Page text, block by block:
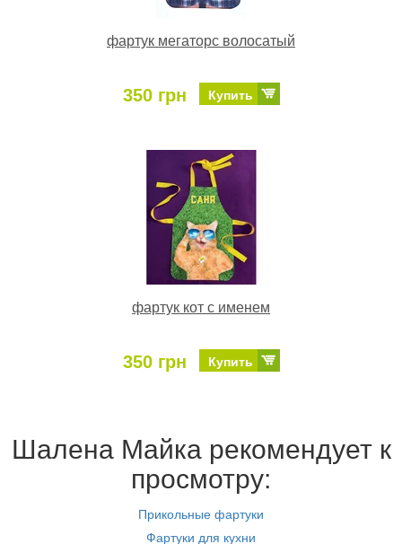
фартук мегаторс волосатый
350 грн Купить
фартук кот с именем
350 грн Купить
Шалена Майка рекомендует к
просмотру:
Прикольные фартуки
Фартуки для кухни